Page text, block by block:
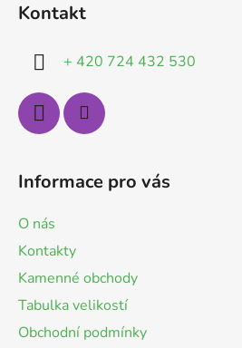
Kontakt
+ 420 724 432 530
Informace pro vás
O nás
Kontakty
Kamenné obchody
Tabulka velikostí
Obchodní podmínky